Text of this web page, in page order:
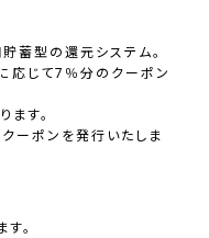
蓄型の還元システム。
応じて7％分のクーポン
す。
ーポンを発行いたしま
。